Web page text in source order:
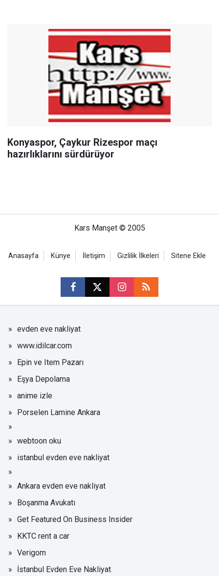
Konyaspor, Çaykur Rizespor maçı
hazırlıklarını sürdürüyor
Kars Manşet © 2005
Anasayfa Künye İletişim Gizlilik İlkeleri Sitene Ekle
evden eve nakliyat
www.idilcar.com
Epin ve Item Pazarı
Eşya Depolama
anime izle
Porselen Lamine Ankara
webtoon oku
istanbul evden eve nakliyat
Ankara evden eve nakliyat
Boşanma Avukatı
Get Featured On Business Insider
KKTC rent a car
Verigom
İstanbul Evden Eve Nakliyat